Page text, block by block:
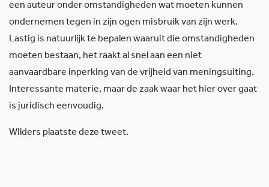
een auteur onder omstandigheden wat moeten kunnen
ondernemen tegen in zijn ogen misbruik van zijn werk.
Lastig is natuurlijk te bepalen waaruit die omstandigheden
moeten bestaan, het raakt al snel aan een niet
aanvaardbare inperking van de vrijheid van meningsuiting.
Interessante materie, maar de zaak waar het hier over gaat
is juridisch eenvoudig.
WIlders plaatste deze tweet.